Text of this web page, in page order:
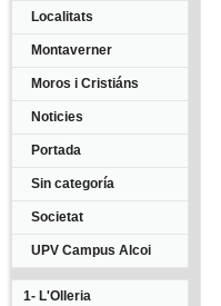
Localitats
Montaverner
Moros i Cristiáns
Noticies
Portada
Sin categoría
Societat
UPV Campus Alcoi
1- L'Olleria